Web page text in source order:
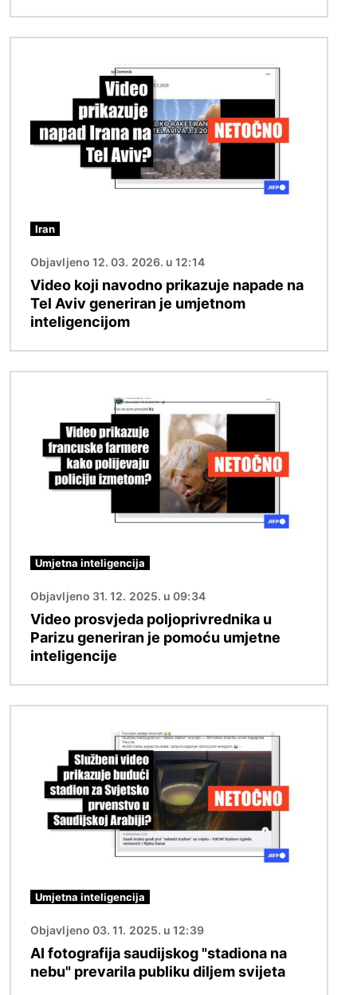
Iran
Objavljeno 12. 03. 2026. u 12:14
Video koji navodno prikazuje napade na
Tel Aviv generiran je umjetnom
inteligencijom
Umjetna inteligencija
Objavljeno 31. 12. 2025. u 09:34
Video prosvjeda poljoprivrednika u
Parizu generiran je pomoću umjetne
inteligencije
Umjetna inteligencija
Objavljeno 03. 11. 2025. u 12:39
AI fotografija saudijskog "stadiona na
nebu" prevarila publiku diljem svijeta